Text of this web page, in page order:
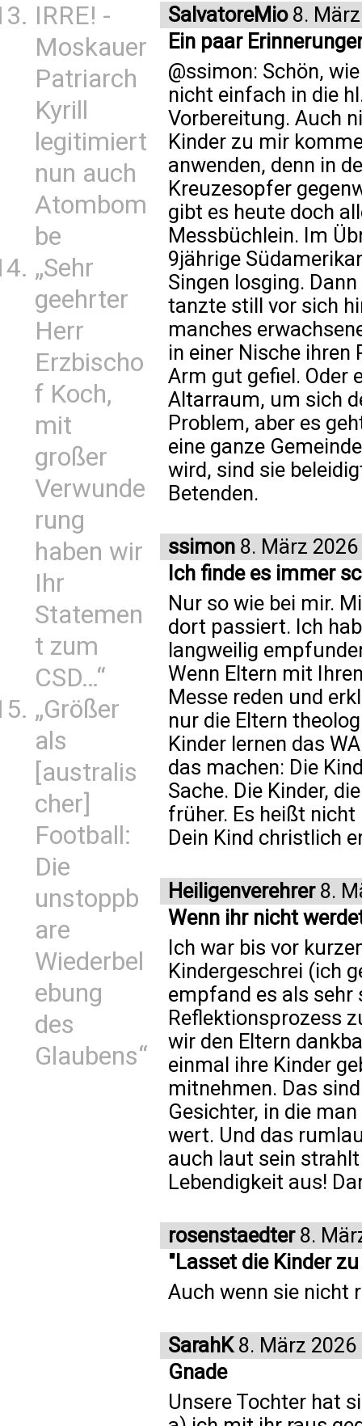
IRRE! -
Moskauer
Patriarch
Kyrill
legitimiert
nun auch
Atombom
be
„Sehr
geehrter
Herr
Erzbischo
f Koch,
mit
großer
Verwunde
rung
haben wir
Ihr
Statemen
t zum
CSD…“
„Größer
als
[australis
cher]
Football:
Die
unstoppb
are
Wiederbel
ebung
des
Glaubens“
SalvatoreMio8.
Ein paar
@ssimon: Schön,
nicht einfach in die
Vorbereitung. Auch
Kinder zu mir
anwenden, denn in
Kreuzesopfer
gibt es heute doch
Messbüchlein. Im
9jährige
Singen losging.
tanzte still vor sich
manches
in einer Nische
Arm gut gefiel. Oder
Altarraum, um sich
Problem, aber es
eine ganze
wird, sind sie
Betenden.
ssimon 8. März 2026
Ich finde es immer
Nur so wie bei mir.
dort passiert. Ich
langweilig
Wenn Eltern mit
Messe reden und
nur die Eltern
Kinder lernen das
das machen: Die
Sache. Die Kinder,
früher. Es heißt
Dein Kind christlich
Heiligenverehrer8.
Wenn ihr nicht
Ich war bis vor
Kindergeschrei (ich
empfand es als sehr
Reflektionsprozess
wir den Eltern
einmal ihre Kinder
mitnehmen. Das
Gesichter, in die
wert. Und das
auch laut sein
Lebendigkeit aus!
rosenstaedter8.
"Lasset die Kinder
Auch wenn sie nicht
SarahK8. März 2026
Gnade
Unsere Tochter hat